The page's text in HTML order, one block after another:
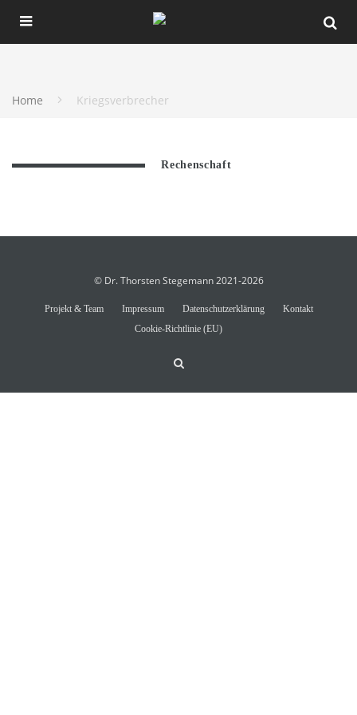
Home Kriegsverbrecher
Rechenschaft
© Dr. Thorsten Stegemann 2021-2026
Projekt & Team Impressum Datenschutzerklärung
Kontakt
Cookie-Richtlinie (EU)